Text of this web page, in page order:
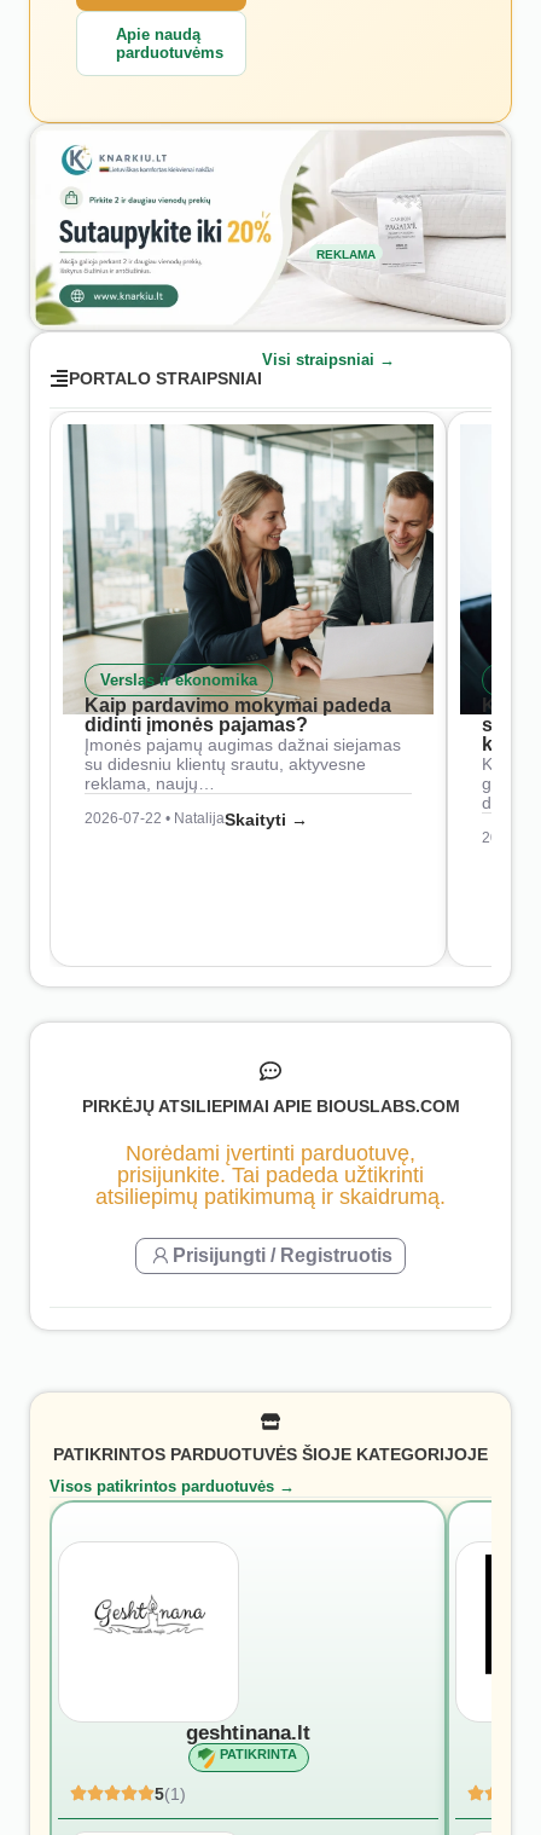
Apie naudą
parduotuvėms
REKLAMA
PORTALO STRAIPSNIAI
Visi straipsniai →
Verslas ir ekonomika
Kaip pardavimo mokymai padeda
didinti įmonės pajamas?
Įmonės pajamų augimas dažnai siejamas
su didesniu klientų srautu, aktyvesne
reklama, naujų…
2026-07-22 • NatalijaSkaityti →
Kaip
2026-
PIRKĖJŲ ATSILIEPIMAI APIE BIOUSLABS.COM
Norėdami įvertinti parduotuvę,
prisijunkite. Tai padeda užtikrinti
atsiliepimų patikimumą ir skaidrumą.
Prisijungti / Registruotis
PATIKRINTOS PARDUOTUVĖS ŠIOJE KATEGORIJOJE
Visos patikrintos parduotuvės →
geshtinana.lt
PATIKRINTA
5(1)